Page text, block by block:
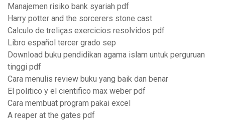
Manajemen risiko bank syariah pdf
Harry potter and the sorcerers stone cast
Calculo de treliças exercicios resolvidos pdf
Libro español tercer grado sep
Download buku pendidikan agama islam untuk perguruan
tinggi pdf
Cara menulis review buku yang baik dan benar
El politico y el cientifico max weber pdf
Cara membuat program pakai excel
A reaper at the gates pdf